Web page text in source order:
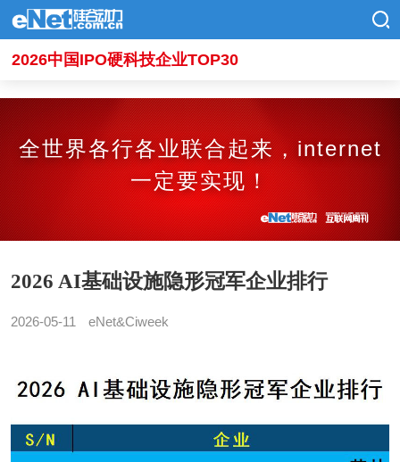
2026中国IPO硬科技企业TOP30
全世界各行各业联合起来，internet
一定要实现！
2026 AI基础设施隐形冠军企业排行
2026-05-11 eNet&Ciweek